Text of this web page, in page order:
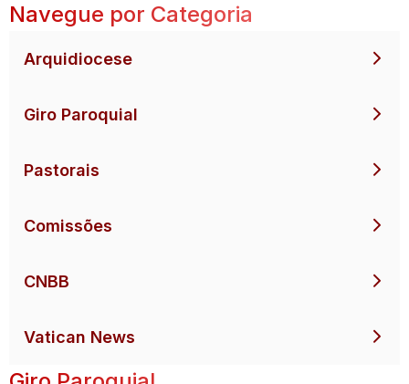
Navegue por Categoria
Arquidiocese
Giro Paroquial
Pastorais
Comissões
CNBB
Vatican News